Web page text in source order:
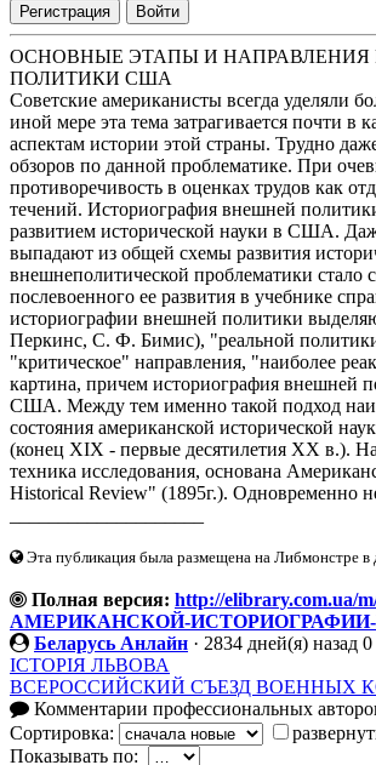
Регистрация Войти
ОСНОВНЫЕ ЭТАПЫ И
ПОЛИТИКИ США
Советские американисты всегда
иной мере эта тема затрагивается почти
аспектам истории этой страны. Трудно
обзоров по данной проблематике. При
противоречивость в оценках трудов как
течений. Историография внешней
развитием исторической науки в США.
выпадают из общей схемы развития
внешнеполитической проблематики стало
послевоенного ее развития в учебнике
историографии внешней политики
Перкинс, С. Ф. Бимис), "реальной
"критическое" направления, "наиболее
картина, причем историография внешней
США. Между тем именно такой подход
состояния американской исторической
(конец XIX - первые десятилетия XX в.).
техника исследования, основана
Historical Review" (1895г.). Одновременно
Эта публикация была размещена на Либмонстре в
Полная версия: http://
АМЕРИКАНСКОЙ-
Беларусь Анлайн · 2834 дней(я) назад 0
ІСТОРІЯ ЛЬВОВА
ВСЕРОССИЙСКИЙ СЪЕЗД ВОЕННЫХ
Комментарии профессиональных
Сортировка:
Показывать по: